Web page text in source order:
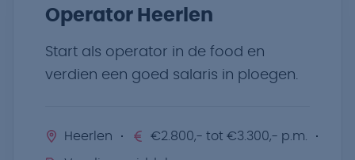
Operator Heerlen
Start als operator in de food en
verdien een goed salaris in ploegen.
Heerlen €2.800,- tot €3.300,- p.m.